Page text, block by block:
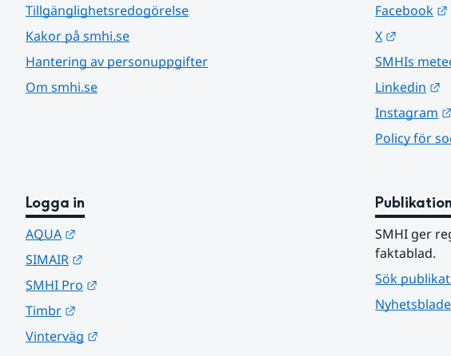
Tillgänglighetsredogörelse
Kakor på smhi.se
Hantering av personuppgifter
Om smhi.se
Facebook
X
SMHIs
Linkedin
Instagram
Policy för
Logga in
AQUA
SIMAIR
SMHI Pro
Timbr
Vinterväg
SMHI ger
faktablad.
Sök